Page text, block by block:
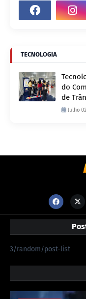
TECNOLOGIA
do
de
Julho
3/random/post-list